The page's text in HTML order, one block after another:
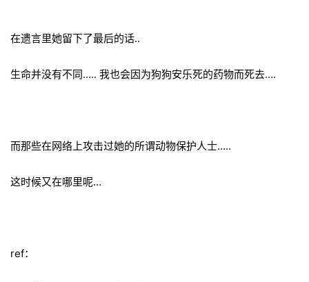
在遗言里她留下了最后的话..
生命并没有不同….. 我也会因为狗狗安乐死的药物而死去….
而那些在网络上攻击过她的所谓动物保护人士…..
这时候又在哪里呢…
ref：